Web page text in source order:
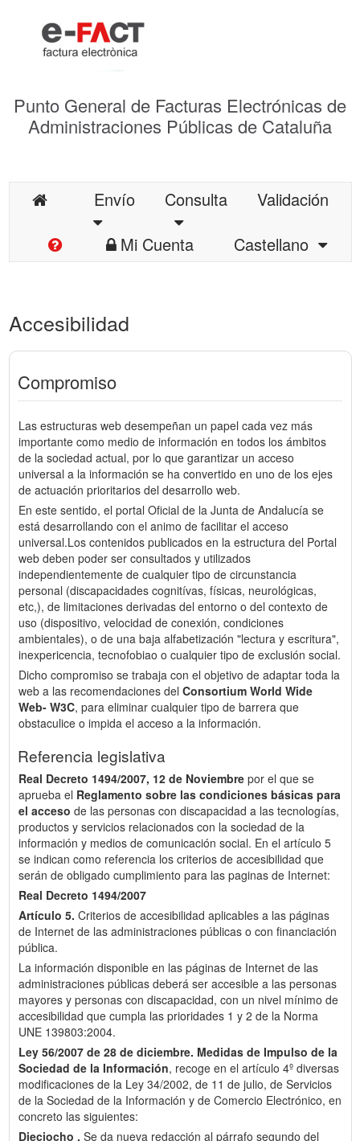
Punto General de Facturas Electrónicas de
Administraciones Públicas de Cataluña
Envío Consulta
Validación
Mi Cuenta
Castellano
Accesibilidad
Compromiso
Las estructuras web desempeñan un papel cada vez más
importante como medio de información en todos los ámbitos
de la sociedad actual, por lo que garantizar un acceso
universal a la información se ha convertido en uno de los ejes
de actuación prioritarios del desarrollo web.
En este sentido, el portal Oficial de la Junta de Andalucía se
está desarrollando con el animo de facilitar el acceso
universal.Los contenidos publicados en la estructura del Portal
web deben poder ser consultados y utilizados
independientemente de cualquier tipo de circunstancia
personal (discapacidades cognitívas, físicas, neurológicas,
etc,), de limitaciones derivadas del entorno o del contexto de
uso (dispositivo, velocidad de conexión, condiciones
ambientales), o de una baja alfabetización "lectura y escritura",
inexpericencia, tecnofobiao o cualquier tipo de exclusión social.
Dicho compromiso se trabaja con el objetivo de adaptar toda la
web a las recomendaciones del Consortium World Wide
Web- W3C, para eliminar cualquier tipo de barrera que
obstaculice o impida el acceso a la información.
Referencia legislativa
Real Decreto 1494/2007, 12 de Noviembre por el que se
aprueba el Reglamento sobre las condiciones básicas para
el acceso de las personas con discapacidad a las tecnologías,
productos y servicios relacionados con la sociedad de la
información y medios de comunicación social. En el artículo 5
se indican como referencia los criterios de accesibilidad que
serán de obligado cumplimiento para las paginas de Internet:
Real Decreto 1494/2007
Artículo 5. Criterios de accesibilidad aplicables a las páginas
de Internet de las administraciones públicas o con financiación
pública.
La información disponible en las páginas de Internet de las
administraciones públicas deberá ser accesible a las personas
mayores y personas con discapacidad, con un nivel mínimo de
accesibilidad que cumpla las prioridades 1 y 2 de la Norma
UNE 139803:2004.
Ley 56/2007 de 28 de diciembre. Medidas de Impulso de la
Sociedad de la Información, recoge en el artículo 4º diversas
modificaciones de la Ley 34/2002, de 11 de julio, de Servicios
de la Sociedad de la Información y de Comercio Electrónico, en
concreto las siguientes:
Dieciocho . Se da nueva redacción al párrafo segundo del